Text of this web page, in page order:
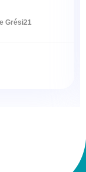
Grési21